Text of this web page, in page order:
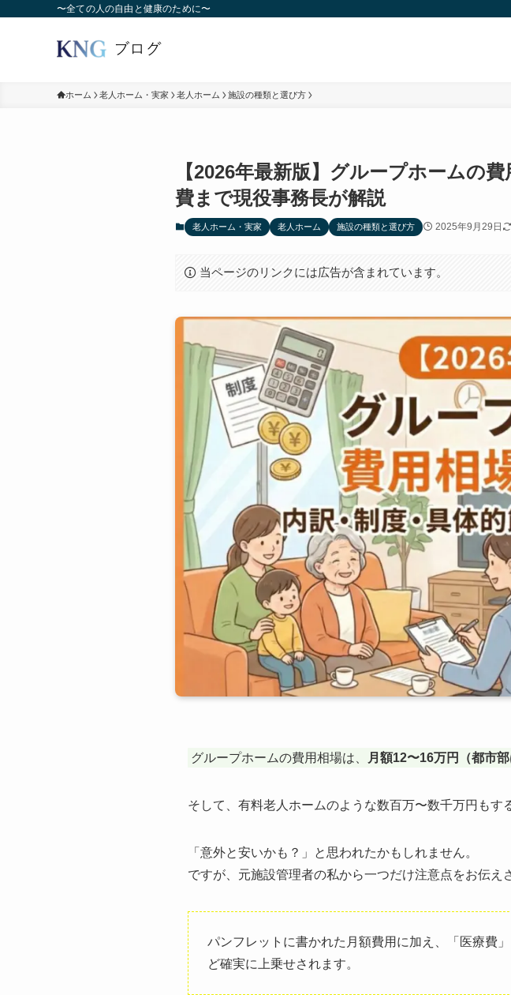
〜全ての人の自由と健康のために〜
ホーム 老人ホーム・実家 老人ホーム 施設の種類と選び方
【2026年最新版】グループホームの
費まで現役事務長が解説
老人ホーム・実家 老人ホーム 施設の種類と選び方 2025年9月29日
当ページのリンクには広告が含まれています。
グループホームの費用相場は、 月額12〜16万円（都市部
そして、有料老人ホームのような数百万〜数千万円もす
「意外と安いかも？」と思われたかもしれません。
ですが、元施設管理者の私から一つだけ注意点をお伝え
パンフレットに書かれた月額費用に加え、「医療費
ど確実に上乗せされます。